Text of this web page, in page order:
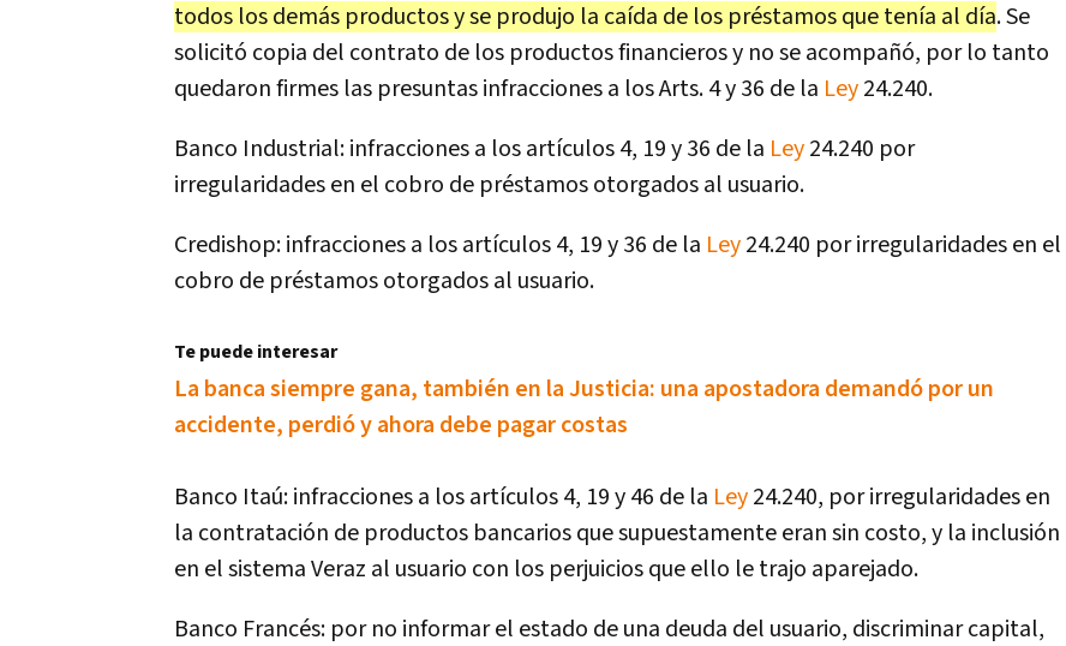
todos los demás productos y se produjo la caída de los préstamos que tenía al día. Se
solicitó copia del contrato de los productos financieros y no se acompañó, por lo tanto
quedaron firmes las presuntas infracciones a los Arts. 4 y 36 de la Ley24.240.
Banco Industrial: infracciones a los artículos 4, 19 y 36 de la Ley24.240 por
irregularidades en el cobro de préstamos otorgados al usuario.
Credishop: infracciones a los artículos 4, 19 y 36 de la Ley24.240 por irregularidades en el
cobro de préstamos otorgados al usuario.
Te puede interesar
La banca siempre gana, también en la Justicia: una apostadora demandó por un
accidente, perdió y ahora debe pagar costas
Banco Itaú: infracciones a los artículos 4, 19 y 46 de la Ley24.240, por irregularidades en
la contratación de productos bancarios que supuestamente eran sin costo, y la inclusión
en el sistema Veraz al usuario con los perjuicios que ello le trajo aparejado.
Banco Francés: por no informar el estado de una deuda del usuario, discriminar capital,